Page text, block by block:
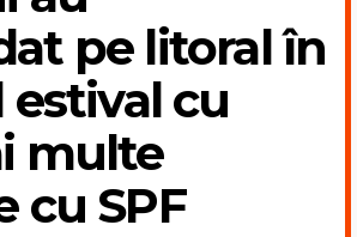
pe litoral în
estival cu
multe
cu SPF